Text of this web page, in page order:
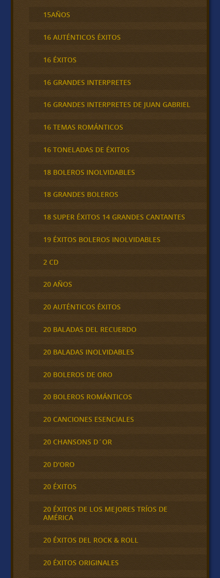
15AÑOS
16 AUTÉNTICOS ÉXITOS
16 ÉXITOS
16 GRANDES INTERPRETES
16 GRANDES INTERPRETES DE JUAN GABRIEL
16 TEMAS ROMÁNTICOS
16 TONELADAS DE ÉXITOS
18 BOLEROS INOLVIDABLES
18 GRANDES BOLEROS
18 SUPER ÉXITOS 14 GRANDES CANTANTES
19 ÉXITOS BOLEROS INOLVIDABLES
2 CD
20 AÑOS
20 AUTÉNTICOS ÉXITOS
20 BALADAS DEL RECUERDO
20 BALADAS INOLVIDABLES
20 BOLEROS DE ORO
20 BOLEROS ROMÁNTICOS
20 CANCIONES ESENCIALES
20 CHANSONS D´OR
20 D'ORO
20 ÉXITOS
20 ÉXITOS DE LOS MEJORES TRÍOS DE
AMÉRICA
20 ÉXITOS DEL ROCK & ROLL
20 ÉXITOS ORIGINALES